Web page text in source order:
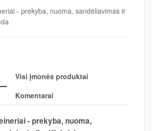
- prekyba, nuoma, sandėliavimas ir
Visi įmonės produktai
Komentarai
- prekyba, nuoma,